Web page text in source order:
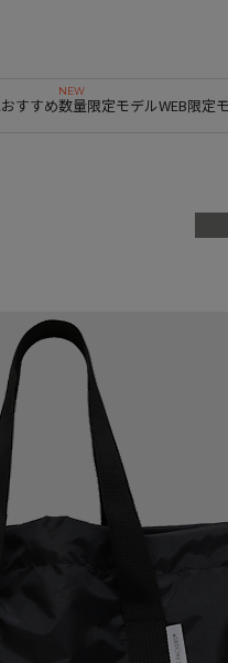
すすめ数量限定モデルWEB限定